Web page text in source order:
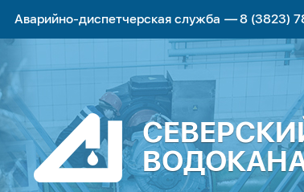
Аварийно-диспетчерская служба —8 (3823)